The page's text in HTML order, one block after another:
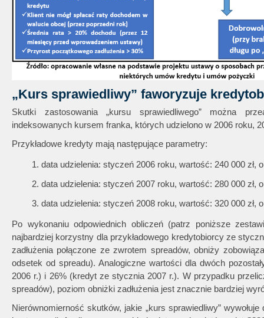
„Kurs sprawiedliwy” faworyzuje
Skutki zastosowania „kursu sprawiedliwego” można
indeksowanych kursem franka, których udzielono w 2006 roku,
Przykładowe kredyty mają następujące parametry:
data udzielenia: styczeń 2006 roku, wartość: 240 000 zł,
data udzielenia: styczeń 2007 roku, wartość: 280 000 zł,
data udzielenia: styczeń 2008 roku, wartość: 320 000 zł,
Po wykonaniu odpowiednich obliczeń (patrz poniższe
najbardziej korzystny dla przykładowego kredytobiorcy ze
zadłużenia połączone ze zwrotem spreadów, obniży
odsetek od spreadu). Analogiczne wartości dla dwóch
2006 r.) i 26% (kredyt ze stycznia 2007 r.). W przypadku
spreadów), poziom obniżki zadłużenia jest znacznie bardziej
Nierównomierność skutków, jakie „kurs sprawiedliwy”